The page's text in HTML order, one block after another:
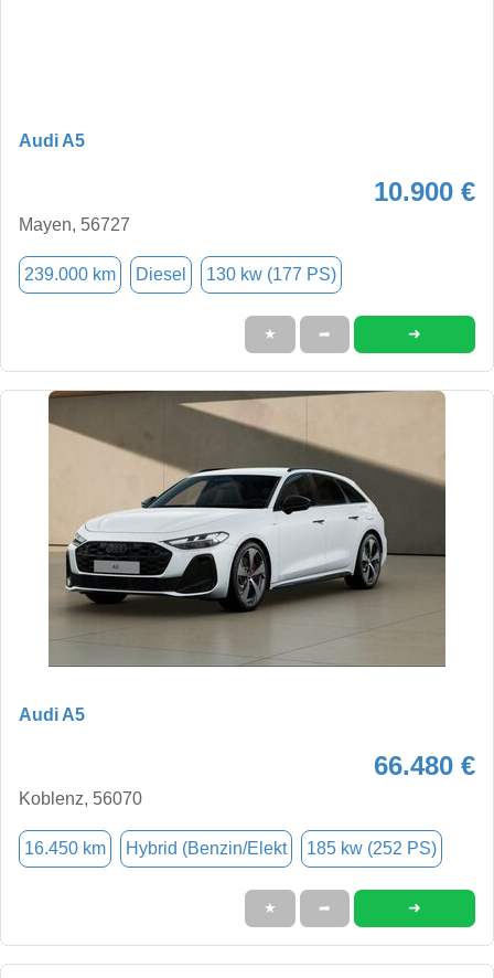
Audi A5
10.900 €
Mayen, 56727
239.000 km Diesel 130 kw (177 PS)
★ ➦ ➜
Audi A5
66.480 €
Koblenz, 56070
16.450 km Hybrid (Benzin/Elekt 185 kw (252 PS)
★ ➦ ➜